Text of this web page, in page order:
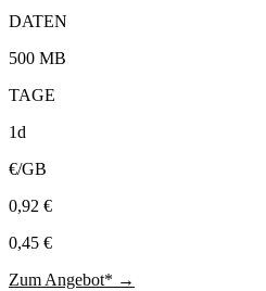
DATEN
500 MB
TAGE
1d
€/GB
0,92 €
0,45 €
Zum Angebot* →